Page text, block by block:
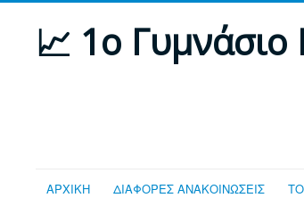
📈 1ο
ΑΡΧΙΚΗ ΔΙΑΦΟΡΕΣ ΑΝΑΚΟΙΝΩΣΕΙΣ